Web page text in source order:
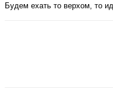
Будем ехать то верхом, то